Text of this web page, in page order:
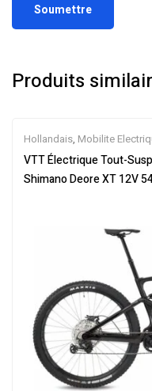
Produits
Hollandais, Mobilite
Tout-Suspendus,Vélo
Électriques
VTT Électrique Tout-
Shimano Deore XT 12V